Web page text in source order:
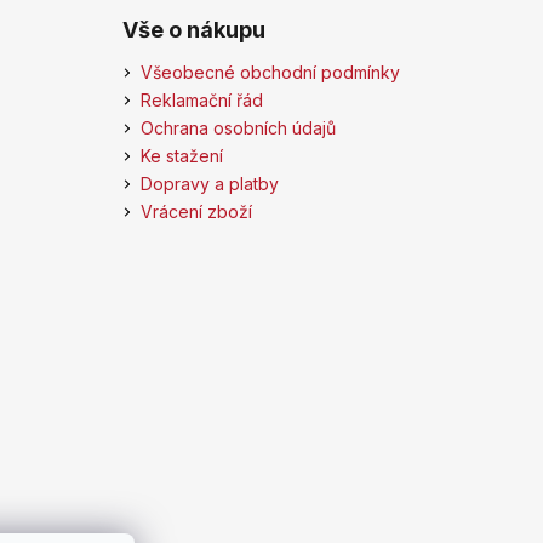
Vše o nákupu
Všeobecné obchodní podmínky
Reklamační řád
Ochrana osobních údajů
Ke stažení
Dopravy a platby
Vrácení zboží